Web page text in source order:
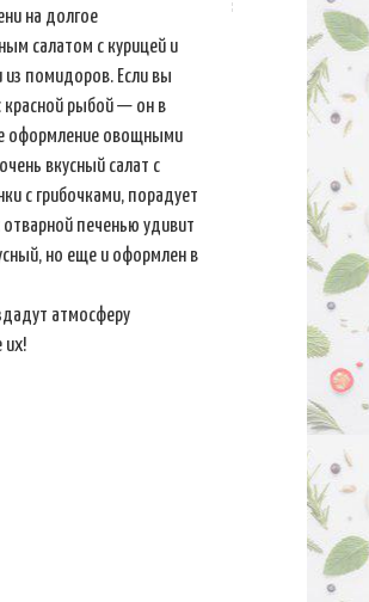
на долгое
салатом с курицей и
помидоров. Если вы
красной рыбой — он в
оформление овощными
вкусный салат с
с грибочками, порадует
печенью удивит
но еще и оформлен в
атмосферу
их!